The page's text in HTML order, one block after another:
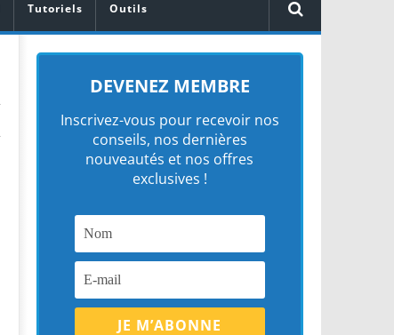
Tutoriels Outils
DEVENEZ MEMBRE
Inscrivez-vous pour recevoir nos
conseils, nos dernières
nouveautés et nos offres
exclusives !